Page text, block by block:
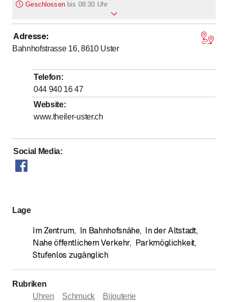
Geschlossen bis 08:30 Uhr
Montag
Geschlossen
Dienstag
8:30
Mittwoch
8:30- bis
12:00/ 14:00- bis
18:00
Donnerstag
Freitag
Samstag
Montag und Donnerstag geschlossen
Adresse:
Bahnhofstrasse 16, 8610 Uster
Telefon:
044 940 16 47
Website:
www.theiler-uster.ch
Social Media:
Lage
Im Zentrum, In Bahnhofsnähe, In der Altstadt,
Nahe öffentlichem Verkehr, Parkmöglichkeit,
Stufenlos zugänglich
Rubriken
Uhren
Schmuck Bijouterie